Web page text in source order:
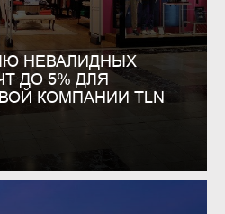
НЕВАЛИДНЫХ
ДО 5% ДЛЯ
КОМПАНИИ TLN